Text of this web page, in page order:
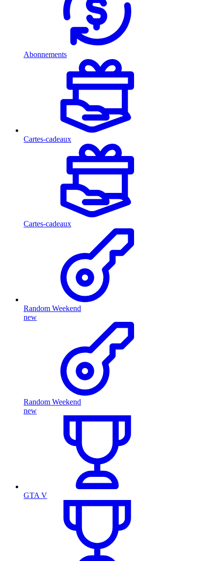
Abonnements
Cartes-cadeaux
Cartes-cadeaux
Random Weekend
new
Random Weekend
new
GTA V